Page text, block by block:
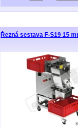
Řezná sestava F-S19 15